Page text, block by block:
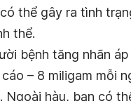
có thể gây ra tình
thể.
bệnh tăng nhãn
– 8 miligam mỗi
Ngoài hàu, bạn có